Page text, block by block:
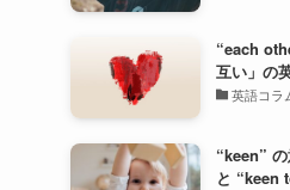
“each
互い」の
英語コラ
“keen”
と “keen